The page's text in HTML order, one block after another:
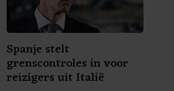
Spanje stelt
grenscontroles in voor
reizigers uit Italië